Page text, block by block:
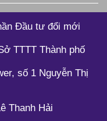
Đầu tư đổi mới
TTTT Thành phố
số 1 Nguyễn Thị
Thanh Hải